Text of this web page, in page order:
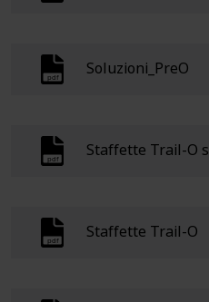
Soluzioni_PreO
Staffette Trail-O
Staffette Trail-O